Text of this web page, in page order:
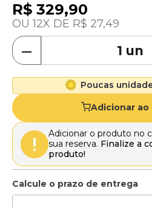
R$ 329,90
12 R$ 27,49
－
Poucas
Adicionar ao
Adicionar o produto no
sua reserva. Finalize a
produto!